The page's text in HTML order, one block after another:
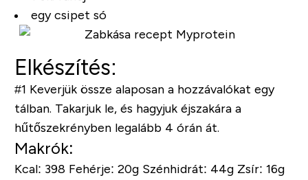
egy csipet só
Elkészítés:
#1 Keverjük össze alaposan a hozzávalókat egy
tálban. Takarjuk le, és hagyjuk éjszakára a
hűtőszekrényben legalább 4 órán át.
Makrók:
Kcal: 398 Fehérje: 20gSzénhidrát: 44gZsír: 16g